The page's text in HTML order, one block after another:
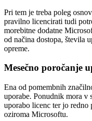
Pri tem je treba poleg
pravilno licencirati tudi
morebitne dodatne
od načina dostopa, števila
opreme.
Mesečno poročanje
Ena od pomembnih
uporabe. Ponudnik mora v
uporabo licenc ter jo redno
oziroma Microsoftu.